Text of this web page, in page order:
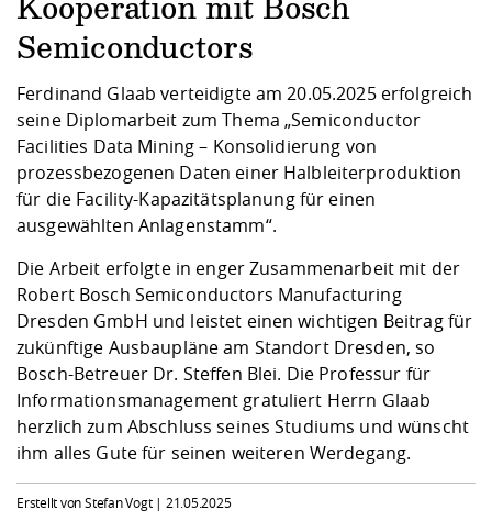
Checkliste zum
und Physik
Fremdsprachen
Jobs, Praktika,
Studentenwerk
Arbeit
Career Service
Weiterbilden im
Formulare und
Gründung und
Kooperationen
Klimaschutz &
Informatik/
Landbau/
Maschinenbau
Angebote für Unternehmen
Kontakt und Anfahrt
Qualitätssicherung
Kooperation mit Bosch
Semiconductors
Ferdinand Glaab verteidigte am 20.05.2025 erfolgreich
seine Diplomarbeit zum Thema „Semiconductor
Facilities Data Mining – Konsolidierung von
prozessbezogenen Daten einer Halbleiterproduktion
für die Facility-Kapazitätsplanung für einen
ausgewählten Anlagenstamm“.
Die Arbeit erfolgte in enger Zusammenarbeit mit der
Robert Bosch Semiconductors Manufacturing
Dresden GmbH und leistet einen wichtigen Beitrag für
zukünftige Ausbaupläne am Standort Dresden, so
Bosch-Betreuer Dr. Steffen Blei. Die Professur für
Informationsmanagement gratuliert Herrn Glaab
herzlich zum Abschluss seines Studiums und wünscht
ihm alles Gute für seinen weiteren Werdegang.
Erstellt von Stefan Vogt | 21.05.2025